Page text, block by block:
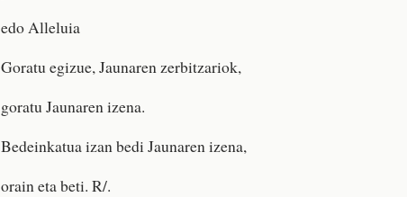
edo Alleluia
Goratu egizue, Jaunaren zerbitzariok,
goratu Jaunaren izena.
Bedeinkatua izan bedi Jaunaren izena,
orain eta beti. R/.